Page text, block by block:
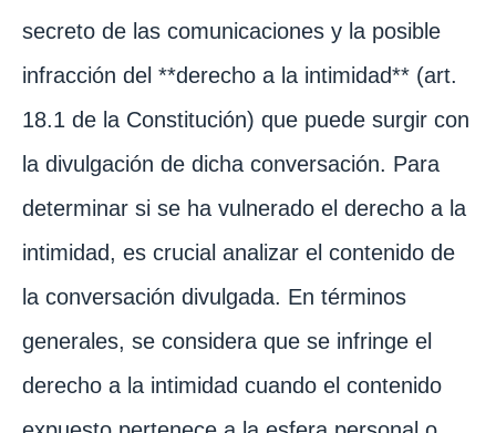
secreto de las comunicaciones y la posible
infracción del **derecho a la intimidad** (art.
18.1 de la Constitución) que puede surgir con
la divulgación de dicha conversación. Para
determinar si se ha vulnerado el derecho a la
intimidad, es crucial analizar el contenido de
la conversación divulgada. En términos
generales, se considera que se infringe el
derecho a la intimidad cuando el contenido